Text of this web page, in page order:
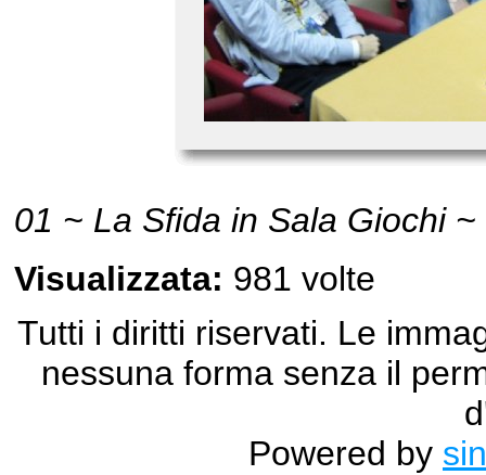
01 ~ La Sfida in Sala Giochi
Visualizzata: 981 volte
Tutti i diritti riservati. Le
nessuna forma senza il
Powered by